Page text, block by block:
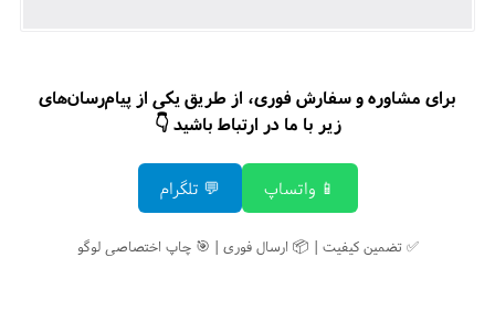
برای مشاوره و سفارش فوری، از طریق یکی از پیام‌رسان‌های
زیر با ما در ارتباط باشید 👇
📱 واتساپ 💬 تلگرام
✅ تضمین کیفیت | 📦 ارسال فوری | 🎯 چاپ اختصاصی لوگو